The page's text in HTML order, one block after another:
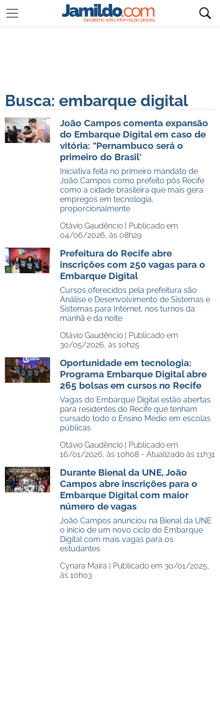
Busca: embarque digital
João Campos comenta expansão
do Embarque Digital em caso de
vitória: "Pernambuco será o
primeiro do Brasil'
Iniciativa feita no primeiro mandato de
João Campos como prefeito pôs Recife
como a cidade brasileira que mais gera
empregos em tecnologia,
proporcionalmente
Otávio Gaudêncio | Publicado em
04/06/2026, às 08h29
Prefeitura do Recife abre
inscrições com 250 vagas para o
Embarque Digital
Cursos oferecidos pela prefeitura são
Análise e Desenvolvimento de Sistemas e
Sistemas para Internet, nos turnos da
manhã e da noite
Otávio Gaudêncio | Publicado em
30/05/2026, às 10h25
Oportunidade em tecnologia:
Programa Embarque Digital abre
265 bolsas em cursos no Recife
Vagas do Embarque Digital estão abertas
para residentes do Recife que tenham
cursado todo o Ensino Médio em escolas
públicas
Otávio Gaudêncio | Publicado em
16/01/2026, às 10h08 - Atualizado às 11h31
Durante Bienal da UNE, João
Campos abre inscrições para o
Embarque Digital com maior
número de vagas
João Campos anunciou na Bienal da UNE
o início de um novo ciclo do Embarque
Digital com mais vagas para os
estudantes
Cynara Maíra | Publicado em 30/01/2025,
às 10h03